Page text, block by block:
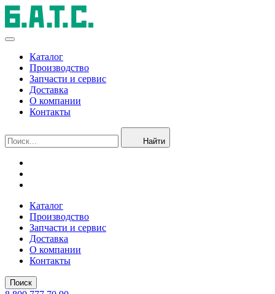
Каталог
Производство
Запчасти и сервис
Доставка
О компании
Контакты
Найти
Каталог
Производство
Запчасти и сервис
Доставка
О компании
Контакты
Поиск